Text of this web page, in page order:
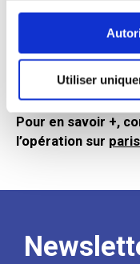
continuez à utiliser
Utiliser
3492 personnesont
de cette édition,
avaient été
donc, en 2024, de
Pour en savoir +,
l’opération sur